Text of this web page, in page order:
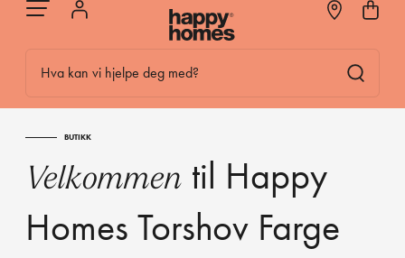
Hva kan vi hjelpe deg med?
BUTIKK
Velkommen til Happy
Homes Torshov Farge